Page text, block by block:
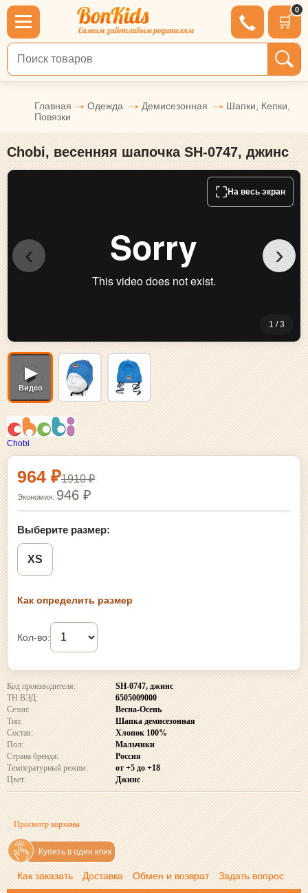
🛒
0
Поиск по товарам
Главная Одежда Демисезонная
Шапки, Кепки,
Повязки
Chobi, весенняя шапочка SH-0747, джинс
⛶ На весь экран
‹ ›
1 / 3
▶
Видео
Chobi
Выбор размера и покупка
1910 ₽
964 ₽
Экономия: 946 ₽
Выберите размер:
XS
Как определить размер
Кол-во:
Код производителя:
SH-0747, джинс
ТН ВЭД:
6505009000
Сезон:
Весна-Осень
Тип:
Шапка демисезонная
Состав:
Хлопок 100%
Пол:
Мальчики
Страна бренда:
Россия
Температурный режим:
от +5 до +18
Цвет:
Джинс
Просмотр корзины
Купить в один клик
Как заказать Доставка Обмен и возврат Задать вопрос